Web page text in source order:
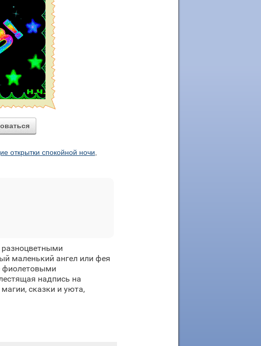
открытки спокойной ночи
маленький ангел или фея
фиолетовыми
надпись на
сказки и уюта,